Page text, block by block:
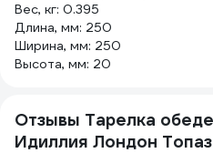
Вес, кг: 0.395
Длина, мм: 250
Ширина, мм: 250
Высота, мм: 20
Отзывы Тарелка
Идиллия Лондон Топаз